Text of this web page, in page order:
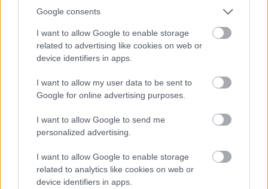
Google consents
I want to allow Google to enable storage
related to advertising like cookies on web or
device identifiers in apps.
I want to allow my user data to be sent to
Google for online advertising purposes.
I want to allow Google to send me
personalized advertising.
I want to allow Google to enable storage
related to analytics like cookies on web or
device identifiers in apps.
amelyen keresztül a madarak be tudnak jutni az
odúba. Az előtét odúhoz rögzítéséhez bognárszegre
lesz szükségünk; oldalanként egy-két helyen csak
félig verjük a fába, majd oldalra üssük el. Így a
szegek vízszintesre elütött szára elforgatható, amivel
a drótkeret és a háló szemei egyaránt rögzíthetőek,
illetve az egész előtét néhány mozdulattal levehető.
A tövises ágakat drótozzuk fel az előtétre úgy, hogy a
„tüskék” minden oldalról lehetetlenné tegyék a
ragadozók közeledését. A tövises ágak elöl, a hálón
lévő bebúvónyílás körül jócskán nyúljanak előre,